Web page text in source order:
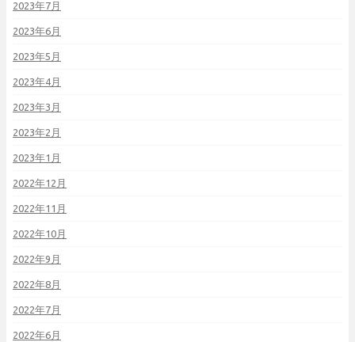
2023年7月
2023年6月
2023年5月
2023年4月
2023年3月
2023年2月
2023年1月
2022年12月
2022年11月
2022年10月
2022年9月
2022年8月
2022年7月
2022年6月